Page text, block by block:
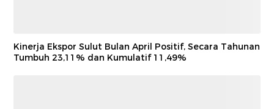
Kinerja Ekspor Sulut Bulan April Positif, Secara Tahunan
Tumbuh 23,11% dan Kumulatif 11,49%